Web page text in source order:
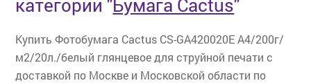
категории "Бумага Cactus"
Купить Фотобумага Cactus CS-GA420020E A4/200г/
м2/20л./белый глянцевое для струйной печати с
доставкой по Москве и Московской области по